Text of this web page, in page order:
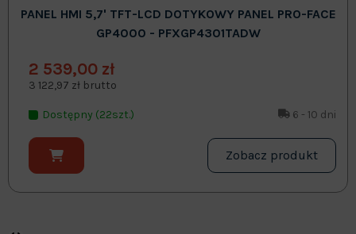
PANEL HMI 5,7' TFT-LCD DOTYKOWY PANEL PRO-FACE
GP4000 - PFXGP4301TADW
2 539,00 zł
3 122,97 zł brutto
Dostępny (22szt.) 6 - 10 dni
Zobacz produkt